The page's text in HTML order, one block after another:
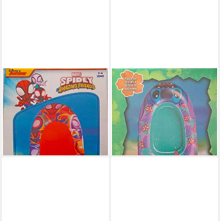
FESTIVALARTIKEL
Kinder-Schlauchboot Marvel
Spiderman aufblasbares Boot
100x60cm für Kinder, Spidey
18,90 €
lieferbar - in 6-7 Werktagen bei dir
FESTIVALARTIKEL
Kinder-Schlauchboot
Aufblasbares Boot Disney
Lilo&Stitch 100x60 cm
STITCH
24,90 €
lieferbar - in 5-6 Werktagen bei dir